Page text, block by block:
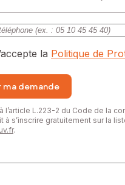
la Politique de
ma demande
l’article L.223-2 du Code de la
à s’inscrire gratuitement sur la
.